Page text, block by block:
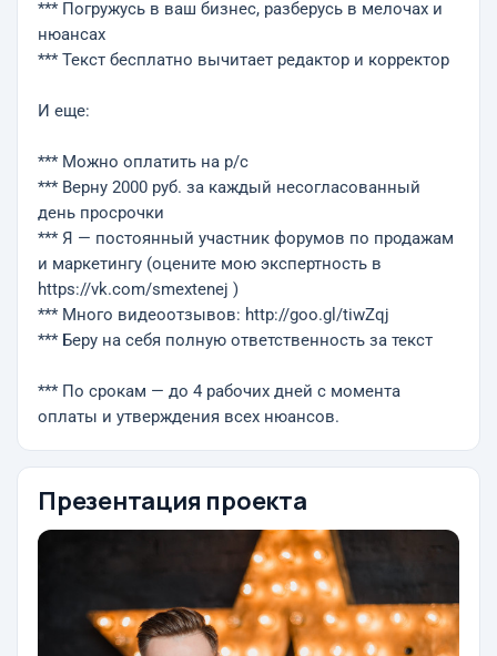
*** Погружусь в ваш бизнес, разберусь в мелочах и
нюансах
*** Текст бесплатно вычитает редактор и корректор
И еще:
*** Можно оплатить на р/с
*** Верну 2000 руб. за каждый несогласованный
день просрочки
*** Я — постоянный участник форумов по продажам
и маркетингу (оцените мою экспертность в
https://vk.com/smextenej )
*** Много видеоотзывов: http://goo.gl/tiwZqj
*** Беру на себя полную ответственность за текст
*** По срокам — до 4 рабочих дней с момента
оплаты и утверждения всех нюансов.
Презентация проекта